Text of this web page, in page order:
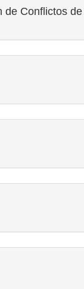
Conflictos